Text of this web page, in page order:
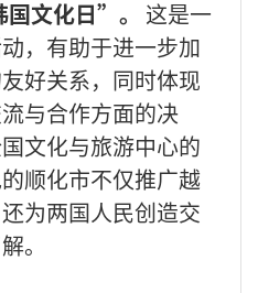
文化日”。
这是一
，有助于进一步加
好关系，同时体现
与合作方面的决
文化与旅游中心的
顺化市不仅推广越
为两国人民创造交
。